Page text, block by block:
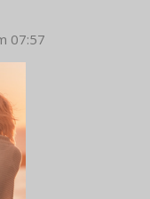
07:57